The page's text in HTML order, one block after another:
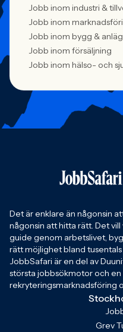
Jobb inom industri &
Jobb inom
Jobb inom bygg &
Jobb inom försäljning
Jobb inom hälso- och
Det är enklare än någonsin
någonsin att hitta rätt. Det
guide genom arbetslivet,
rätt möjlighet bland
JobbSafari är en del av
största jobbsökmotor och
rekryteringsmarknadsföring
Grev